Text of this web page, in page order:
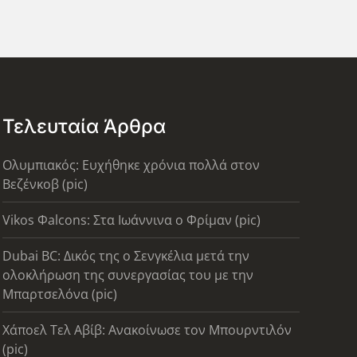
Τελευταία Άρθρα
Ολυμπιακός: Ευχήθηκε χρόνια πολλά στον
Βεζένκοβ (pic)
Vikos Φalcons: Στα Ιωάννινα ο Φρίμαν (pic)
Dubai BC: Δικός της ο Σενγκέλια μετά την
ολοκλήρωση της συνεργασίας του με την
Μπαρτσελόνα (pic)
Χάποελ Τελ Αβίβ: Ανακοίνωσε τον Μπουρντιλόν
(pic)